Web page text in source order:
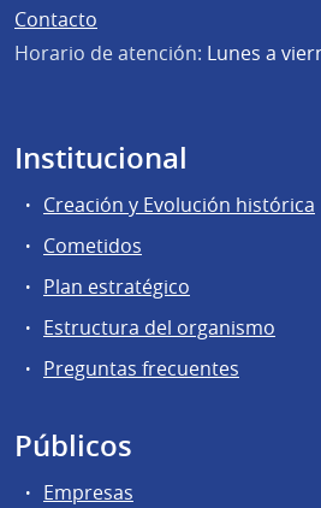
Contacto
Horario de atención: Lunes a
Institucional
Creación y Evolución histórica
Cometidos
Plan estratégico
Estructura del organismo
Preguntas frecuentes
Públicos
Empresas